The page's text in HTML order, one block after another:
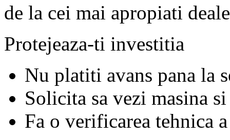
de la cei mai apropiati
Protejeaza-ti investitia
Nu platiti avans pana la
Solicita sa vezi masina si
Fa o verificarea tehnica